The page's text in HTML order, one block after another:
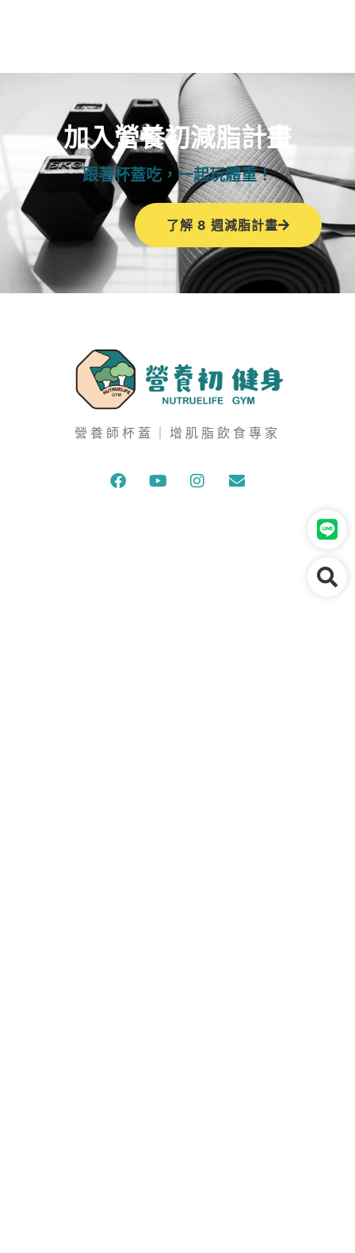
加入營養初減脂計畫
跟著杯蓋吃，一起玩體重！
了解 8 週減脂計畫
營養師杯蓋｜增肌脂飲食專家